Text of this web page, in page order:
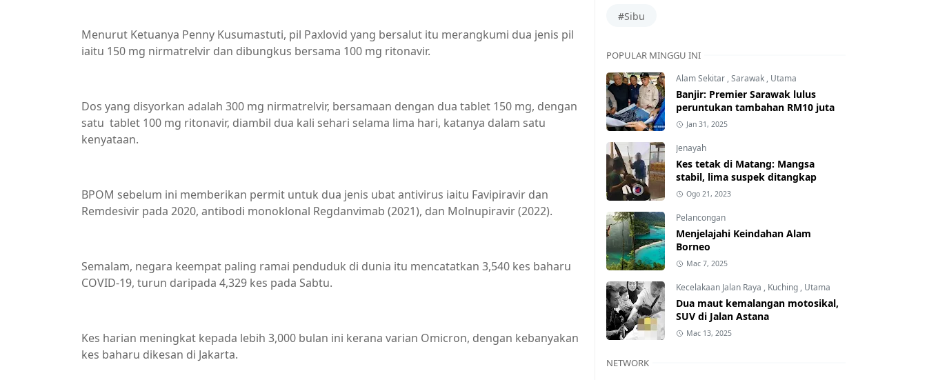
Menurut Ketuanya Penny Kusumastuti, pil Paxlovid yang bersalut itu merangkumi dua jenis pil
iaitu 150 mg nirmatrelvir dan dibungkus bersama 100 mg ritonavir.
Dos yang disyorkan adalah 300 mg nirmatrelvir, bersamaan dengan dua tablet 150 mg, dengan
satu tablet 100 mg ritonavir, diambil dua kali sehari selama lima hari, katanya dalam satu
kenyataan.
BPOM sebelum ini memberikan permit untuk dua jenis ubat antivirus iaitu Favipiravir dan
Remdesivir pada 2020, antibodi monoklonal Regdanvimab (2021), dan Molnupiravir (2022).
Semalam, negara keempat paling ramai penduduk di dunia itu mencatatkan 3,540 kes baharu
COVID-19, turun daripada 4,329 kes pada Sabtu.
Kes harian meningkat kepada lebih 3,000 bulan ini kerana varian Omicron, dengan kebanyakan
kes baharu dikesan di Jakarta.
#Sibu
POPULAR MINGGU INI
Alam Sekitar ,Sarawak , Utama
Banjir: Premier Sarawak lulus
peruntukan tambahan RM10 juta
Jan 31, 2025
Jenayah
Kes tetak di Matang: Mangsa
stabil, lima suspek ditangkap
Ogo 21, 2023
Pelancongan
Menjelajahi Keindahan Alam
Borneo
Mac 7, 2025
Kecelakaan Jalan Raya , Kuching , Utama
Dua maut kemalangan motosikal,
SUV di Jalan Astana
Mac 13, 2025
NETWORK